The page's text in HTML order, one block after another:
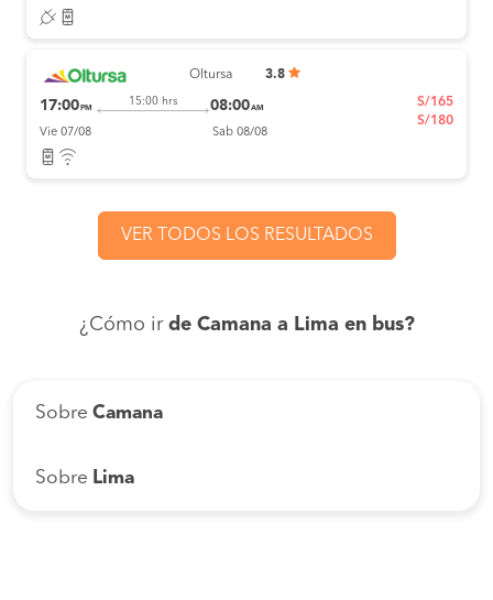
Oltursa 3.8
17:00 PM
15:00 hrs 08:00AM
Vie 07/08 Sab 08/08
S/165
S/180
VER TODOS LOS RESULTADOS
¿Cómo ir de Camana a Lima en bus?
Sobre Camana
Sobre Lima